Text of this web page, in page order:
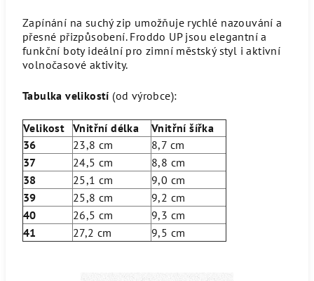
Zapínání na suchý zip umožňuje rychlé nazouvání a
přesné přizpůsobení. Froddo UP jsou elegantní a
funkční boty ideální pro zimní městský styl i aktivní
volnočasové aktivity.
Tabulka velikostí (od výrobce):
Velikost Vnitřní délka
Vnitřní šířka
36
23,8 cm
8,7 cm
37
24,5 cm
8,8 cm
38
25,1 cm
9,0 cm
39
25,8 cm
9,2 cm
40
26,5 cm
9,3 cm
41
27,2 cm 9,5 cm